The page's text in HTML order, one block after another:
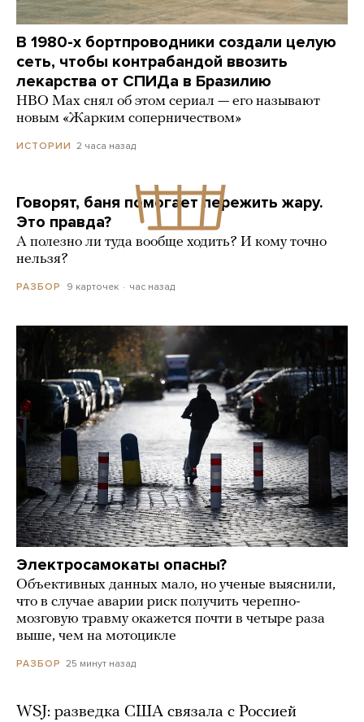
В 1980-х бортпроводники создали целую
сеть, чтобы контрабандой ввозить
лекарства от СПИДа в Бразилию
HBO Max снял об этом сериал — его называют
новым «Жарким соперничеством»
ИСТОРИИ 2 часа назад
Говорят, баня помогает пережить жару.
Это правда?
А полезно ли туда вообще ходить? И кому точно
нельзя?
РАЗБОР 9 карточек час назад
Электросамокаты опасны?
Объективных данных мало, но ученые выяснили,
что в случае аварии риск получить черепно-
мозговую травму окажется почти в четыре раза
выше, чем на мотоцикле
РАЗБОР 25 минут назад
WSJ: разведка США связала с Россией